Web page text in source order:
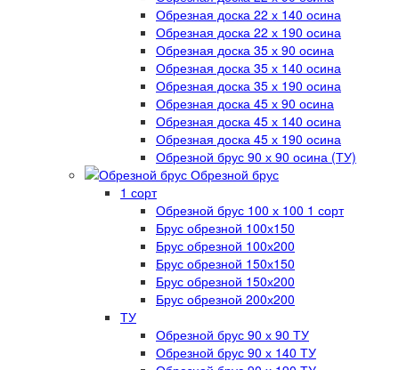
Обрезная доска 22 х 140 осина
Обрезная доска 22 х 190 осина
Обрезная доска 35 х 90 осина
Обрезная доска 35 х 140 осина
Обрезная доска 35 х 190 осина
Обрезная доска 45 х 90 осина
Обрезная доска 45 х 140 осина
Обрезная доска 45 х 190 осина
Обрезной брус 90 х 90 осина (ТУ)
Обрезной брус
1 сорт
Обрезной брус 100 х 100 1 сорт
Брус обрезной 100х150
Брус обрезной 100х200
Брус обрезной 150х150
Брус обрезной 150х200
Брус обрезной 200х200
ТУ
Обрезной брус 90 х 90 ТУ
Обрезной брус 90 х 140 ТУ